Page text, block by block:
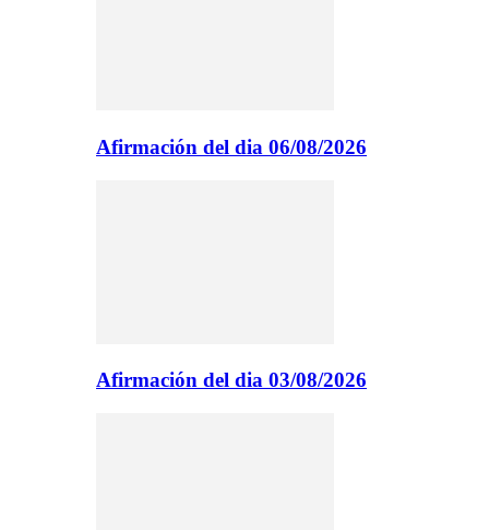
Afirmación del dia 06/08/2026
Afirmación del dia 03/08/2026